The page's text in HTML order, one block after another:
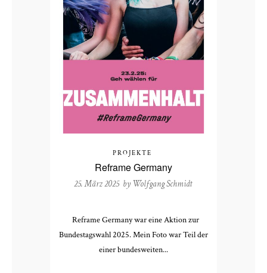
PROJEKTE
Reframe Germany
25. März 2025 by Wolfgang Schmidt
Reframe Germany war eine Aktion zur
Bundestagswahl 2025. Mein Foto war Teil der
einer bundesweiten...